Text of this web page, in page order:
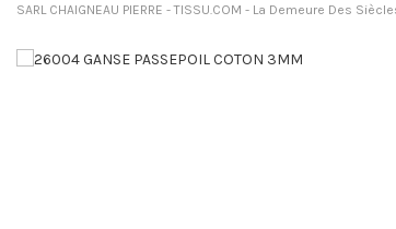
SARL CHAIGNEAU PIERRE - TISSU.COM - La Demeure Des